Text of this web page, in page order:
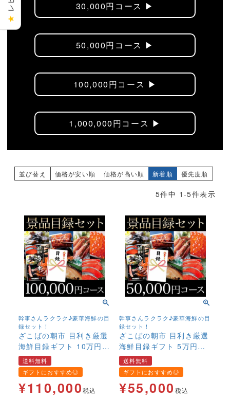
30,000円コース ▶︎
50,000円コース ▶︎
100,000円コース ▶︎
1,000,000円コース ▶︎
並び替え 価格が安い順 価格が高い順 新着順 優先度順
5件中 1 -5件表示
幹事さんラクラク♪豪華海鮮の目
録セット！
ざこばの朝市 目利き厳選
海鮮目録ギフト 10万円コ
ース【結婚式 二次会 2次
会 ゴルフ コンペ イベン
ト 景品 忘年会 歓迎会 送
別会 賞】【ふぐ いく
送料無料
ギフトにおすすめ◎
¥110,000税込
幹事さんラクラク♪豪華海鮮の目
録セット！
ざこばの朝市 目利き厳選
海鮮目録ギフト 5万円コ
ース 送料無料 【結婚式
二次会 2次会 ゴルフ コン
ペ イベント 景品 忘年会
歓迎会 送別会 賞】【ふ
送料無料
ギフトにおすすめ◎
¥55,000 税込
★